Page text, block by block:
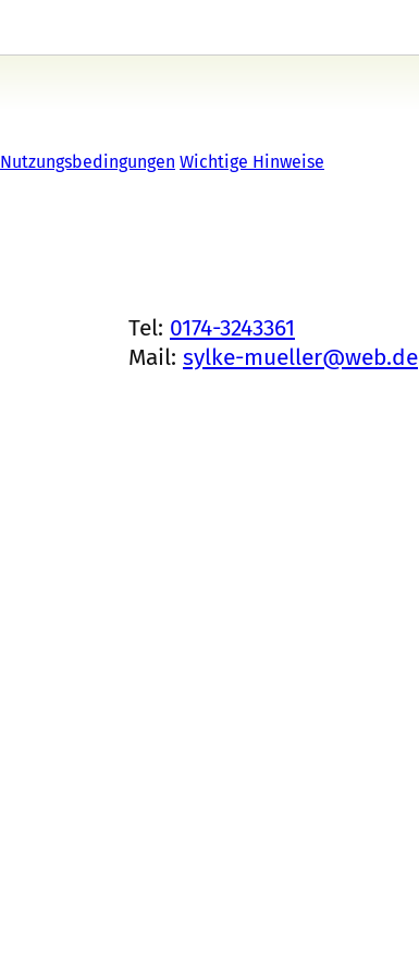
Nutzungsbedingungen Wichtige Hinweise
Tel: 0174-3243361
Mail: sylke-mueller@web.de